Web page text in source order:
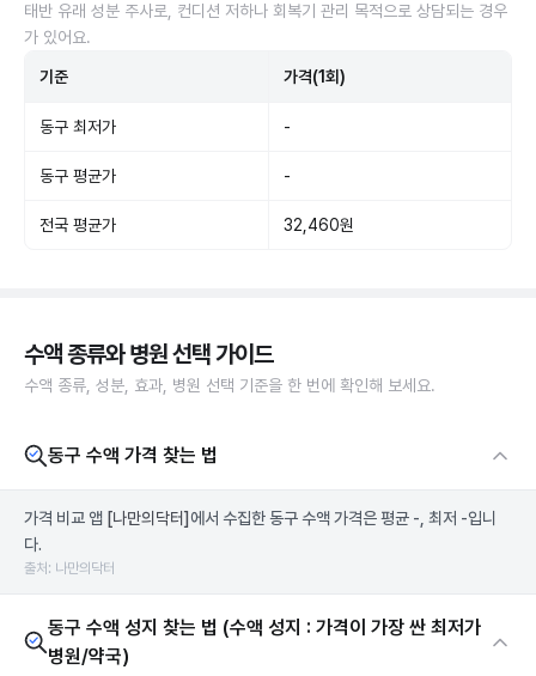
태반 유래 성분 주사로, 컨디션 저하나 회복기 관리 목적으로 상담되는 경우
가 있어요.
기준 가격(1회)
동구 최저가 -
동구 평균가 -
전국 평균가 32,460원
수액 종류와 병원 선택 가이드
수액 종류, 성분, 효과, 병원 선택 기준을 한 번에 확인해 보세요.
동구 수액 가격 찾는 법
가격 비교 앱 [나만의닥터] 에서 수집한 동구 수액 가격은 평균 -, 최저 -입니
다.
출처: 나만의닥터
동구 수액 성지 찾는 법 (수액 성지 : 가격이 가장 싼 최저가
병원/약국)